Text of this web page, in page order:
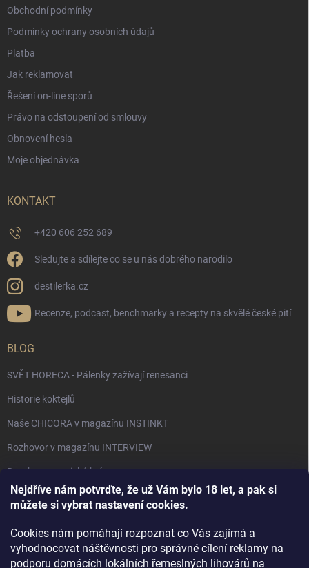
Nejdříve nám potvrďte, že už Vám bylo 18 let, a pak si
můžete si vybrat nastavení cookies.
Cookies nám pomáhají rozpoznat co Vás zajímá a
vyhodnocovat náštěvnosti pro správné cílení reklamy na
podporu domácích lokálních řemeslných lihovárů na
Obchodní podmínky
Podmínky ochrany osobních údajů
Platba
Jak reklamovat
Řešení on-line sporů
Právo na odstoupení od smlouvy
Obnovení hesla
Moje objednávka
KONTAKT
+420 606 252 689
Sledujte a sdílejte co se u nás dobrého narodilo
destilerka.cz
Recenze, podcast, benchmarky a recepty na skvělé české pití
BLOG
SVĚT HORECA - Pálenky zažívají renesanci
Historie koktejlů
Naše CHICORA v magazínu INSTINKT
Rozhovor v magazínu INTERVIEW
Bourbon, americká krása.
Napsali v TÝDNU o naší práci
Rozhovor s DESTILERKA.CZ v magazínu DRINKING-CAT